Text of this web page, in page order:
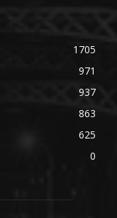
1705
971
937
863
625
0